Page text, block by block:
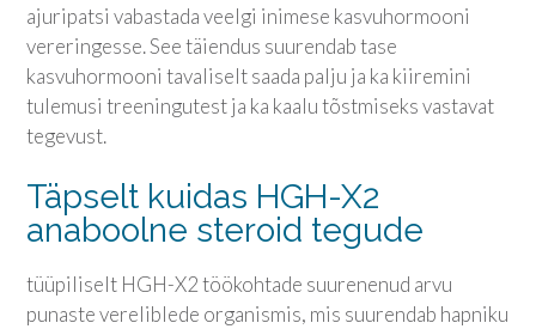
ajuripatsi vabastada veelgi inimese kasvuhormooni
vereringesse. See täiendus suurendab tase
kasvuhormooni tavaliselt saada palju ja ka kiiremini
tulemusi treeningutest ja ka kaalu tõstmiseks vastavat
tegevust.
Täpselt kuidas HGH-X2
anaboolne steroid tegude
tüüpiliselt HGH-X2 töökohtade suurenenud arvu
punaste vereliblede organismis, mis suurendab hapniku